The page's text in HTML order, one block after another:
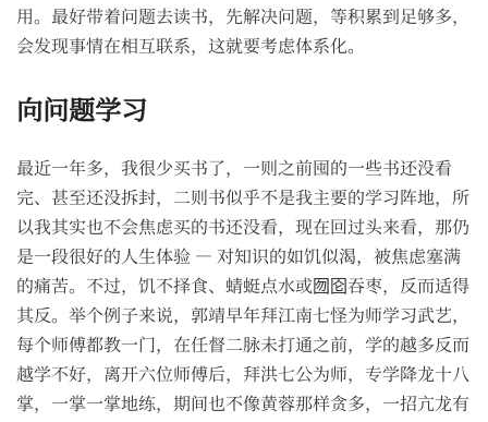
用。最好带着问题去读书，先解决问题，等积累到足够多，
会发现事情在相互联系，这就要考虑体系化。
向问题学习
最近一年多，我很少买书了，一则之前囤的一些书还没看
完、甚至还没拆封，二则书似乎不是我主要的学习阵地，所
以我其实也不会焦虑买的书还没看，现在回过头来看，那仍
是一段很好的人生体验 — 对知识的如饥似渴，被焦虑塞满
的痛苦。不过，饥不择食、蜻蜓点水或囫囵吞枣，反而适得
其反。举个例子来说，郭靖早年拜江南七怪为师学习武艺，
每个师傅都教一门，在任督二脉未打通之前，学的越多反而
越学不好，离开六位师傅后，拜洪七公为师，专学降龙十八
掌，一掌一掌地练，期间也不像黄蓉那样贪多，一招亢龙有